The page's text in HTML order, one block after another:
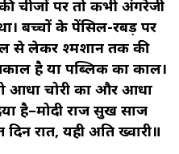
चीजों पर तो कभी अंगरेजी
बच्चों के पेंसिल-रबड़ पर
से लेकर श्मशान तक की
है या पब्लिक का काल।
आधा चोरी का और आधा
है–मोदी राज सुख साज
रात, यही अति ख्वारी॥